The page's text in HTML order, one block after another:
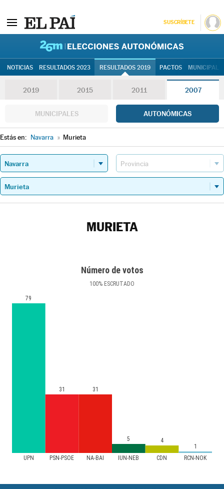
SUSCRÍBETE
NOTICIAS RESULTADOS 2023 RESULTADOS 2019 PACTOS
2019 2015 2011 2007
MUNICIPALES AUTONÓMICAS
Estás en: Navarra » Murieta
MURIETA
Número de votos
100% ESCRUTADO
UPN PSN-PSOE NA-BAI IUN-NEB CDN RCN-NOK
79
31 31
5
4
1